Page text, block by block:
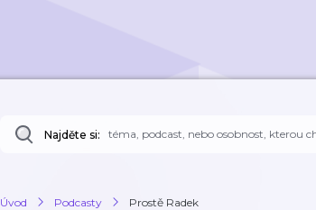
Najděte si:
Úvod Podcasty Prostě Radek